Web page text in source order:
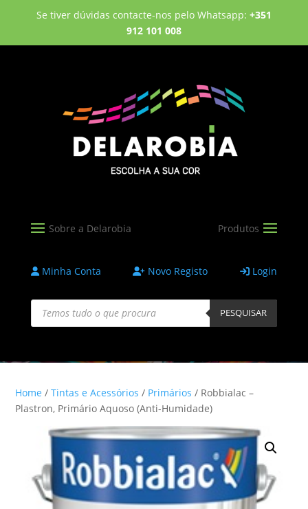
Se tiver dúvidas contacte-nos pelo Whatsapp: +351
912 101 008
Minha Conta Novo Registo Login
Products
search PESQUISAR
Home /Tintas e Acessórios / Primários / Robbialac –
Plastron, Primário Aquoso (Anti-Humidade)